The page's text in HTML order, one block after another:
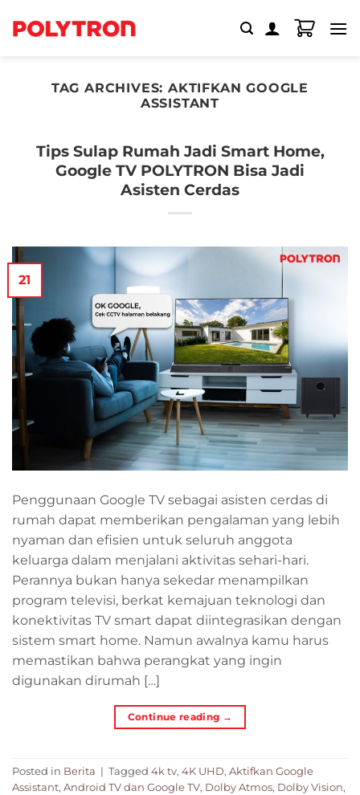
TAG ARCHIVES:AKTIFKAN GOOGLE
ASSISTANT
Tips Sulap Rumah Jadi Smart Home,
Google TV POLYTRON Bisa Jadi
Asisten Cerdas
21
Penggunaan Google TV sebagai asisten cerdas di
rumah dapat memberikan pengalaman yang lebih
nyaman dan efisien untuk seluruh anggota
keluarga dalam menjalani aktivitas sehari-hari.
Perannya bukan hanya sekedar menampilkan
program televisi, berkat kemajuan teknologi dan
konektivitas TV smart dapat diintegrasikan dengan
sistem smart home. Namun awalnya kamu harus
memastikan bahwa perangkat yang ingin
digunakan dirumah […]
Continue reading →
Posted in Berita | Tagged 4k tv, 4K UHD, Aktifkan Google
Assistant, Android TV dan Google TV, Dolby Atmos, Dolby Vision,